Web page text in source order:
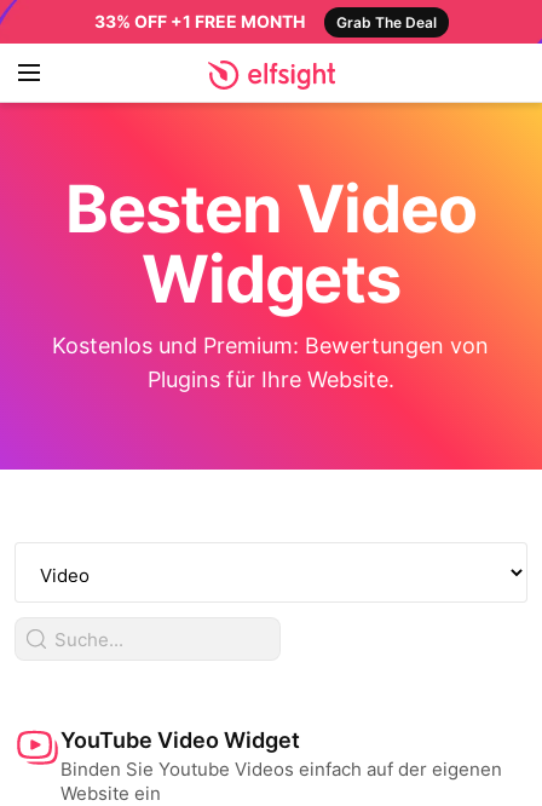
33% OFF +1 FREE MONTH Grab The Deal
Besten Video
Widgets
Kostenlos und Premium: Bewertungen von
Plugins für Ihre Website.
YouTube Video Widget
Binden Sie Youtube Videos einfach auf der eigenen
Website ein